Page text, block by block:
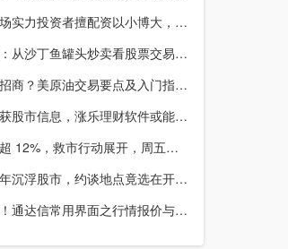
股票和期货市场实力投资者擅配资以小博大，顶配网优势尽显
股票入门知识：从沙丁鱼罐头炒卖看股票交易本质，你了解吗？
想做国际期货招商？美原油交易要点及入门指南请收好
股民常用电视获股市信息，涨乐理财软件或能满足更多需求？
本周沪指暴跌超 12%，救市行动展开，周五市场有何措施？
股民老张十余年沉浮股市，约谈地点竟选在开户超市门口？
炒股初期必看！通达信常用界面之行情报价与分时图介绍